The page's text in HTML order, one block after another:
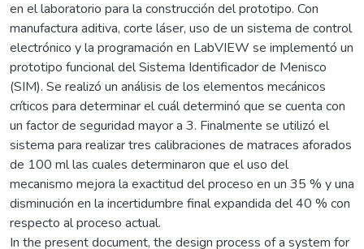
en el laboratorio para la construcción del prototipo. Con
manufactura aditiva, corte láser, uso de un sistema de control
electrónico y la programación en LabVIEW se implementó un
prototipo funcional del Sistema Identificador de Menisco
(SIM). Se realizó un análisis de los elementos mecánicos
críticos para determinar el cuál determinó que se cuenta con
un factor de seguridad mayor a 3. Finalmente se utilizó el
sistema para realizar tres calibraciones de matraces aforados
de 100 ml las cuales determinaron que el uso del
mecanismo mejora la exactitud del proceso en un 35 % y una
disminución en la incertidumbre final expandida del 40 % con
respecto al proceso actual.
In the present document, the design process of a system for